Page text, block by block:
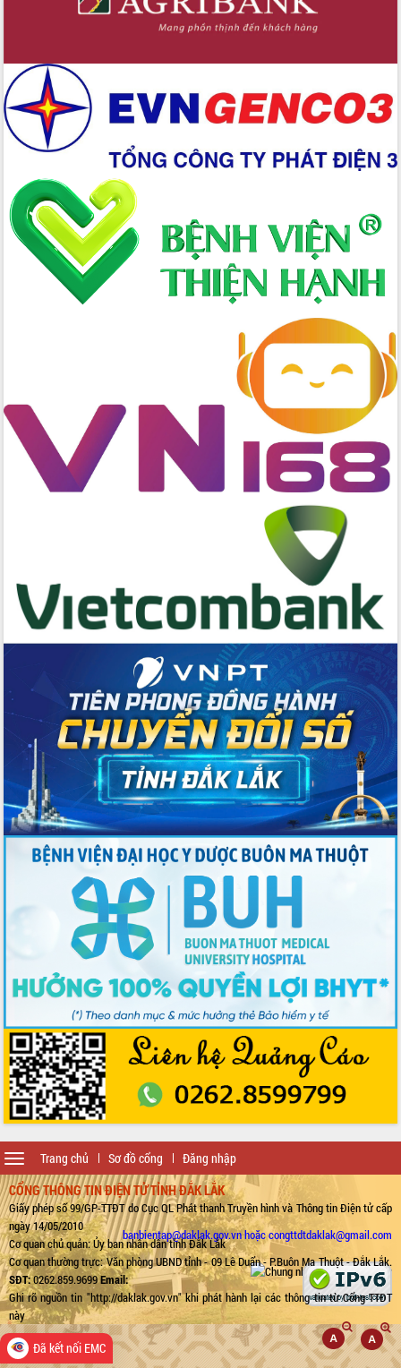
Trang chủ Sơ đồ cổng Đăng nhập
Toggle
navigation
CỔNG THÔNG TIN ĐIỆN TỬ TỈNH ĐẮK LẮK
Giấy phép số 99/GP-TTĐT do Cục QL Phát thanh Truyền hình và Thông tin Điện tử cấp
ngày 14/05/2010
Cơ quan chủ quản: Ủy ban nhân dân tỉnh Đắk Lắk
Cơ quan thường trực: Văn phòng UBND tỉnh - 09 Lê Duẩn - P.Buôn Ma Thuột - Đắk Lắk.
SĐT:0262.859.9699Email:
banbientap@daklak.gov.vn hoặc congttdtdaklak@gmail.com
Ghi rõ nguồn tin "http://daklak.gov.vn" khi phát hành lại các thông tin từ Cổng TTĐT
này
Đã kết nối EMC